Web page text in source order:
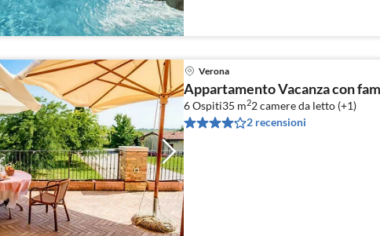
Verona
Appartamento Vacanza con
6 Ospiti35 m22camere da letto (+1)
2 recensioni